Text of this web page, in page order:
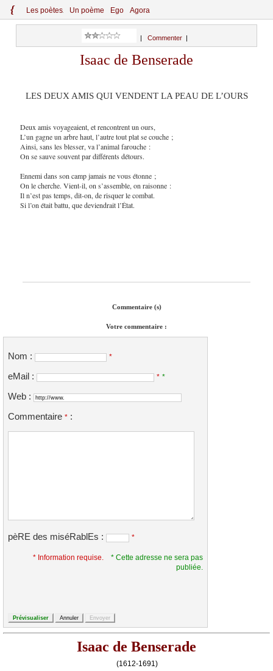
{ Les poètes Un poème Ego Agora
Commenter
Isaac de Benserade
LES DEUX AMIS QUI VENDENT LA PEAU DE L’OURS
Deux amis voyageaient, et rencontrent un ours,
L’un gagne un arbre haut, l’autre tout plat se couche ;
Ainsi, sans les blesser, va l’animal farouche :
On se sauve souvent par différents détours.
Ennemi dans son camp jamais ne vous étonne ;
On le cherche. Vient-il, on s’assemble, on raisonne :
Il n’est pas temps, dit-on, de risquer le combat.
Si l’on était battu, que deviendrait l’État.
Commentaire (s)
Votre commentaire :
Nom : *
eMail : * *
Web :
Commentaire * :
pèRE des miséRablEs : *
* Information requise.
* Cette adresse ne sera pas
publiée.
Isaac de Benserade
(1612-1691)